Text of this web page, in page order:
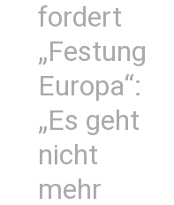
fordert
„Festung
Europa“:
„Es geht
nicht
mehr